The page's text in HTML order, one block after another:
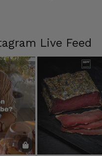
Live Feed